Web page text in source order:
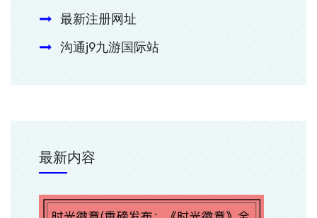
最新注册网址
沟通j9九游国际站
最新内容